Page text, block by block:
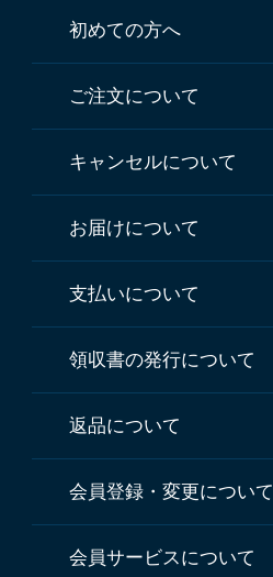
初めての方へ
ご注文について
キャンセルについて
お届けについて
支払いについて
領収書の発行について
返品について
会員登録・変更について
会員サービスについて